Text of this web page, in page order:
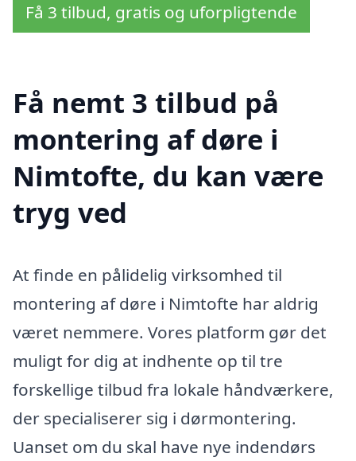
Få 3 tilbud, gratis og uforpligtende
Få nemt 3 tilbud på
montering af døre i
Nimtofte, du kan være
tryg ved
At finde en pålidelig virksomhed til
montering af døre i Nimtofte har aldrig
været nemmere. Vores platform gør det
muligt for dig at indhente op til tre
forskellige tilbud fra lokale håndværkere,
der specialiserer sig i dørmontering.
Uanset om du skal have nye indendørs